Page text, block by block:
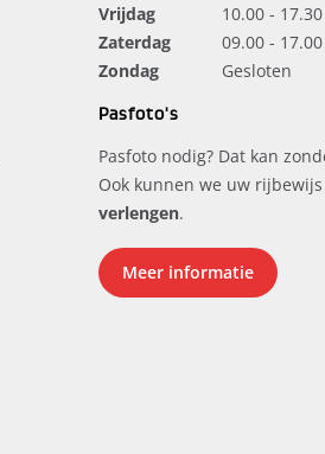
Vrijdag
10.00 - 17.30
Zaterdag
09.00 - 17.00
Zondag
Gesloten
Pasfoto's
Pasfoto nodig? Dat kan
Ook kunnen we uw
verlengen.
Meer informatie